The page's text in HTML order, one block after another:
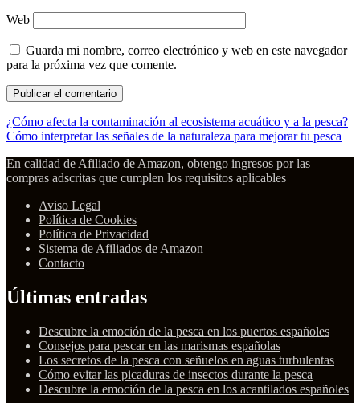
Web
Guarda mi nombre, correo electrónico y web en este navegador
para la próxima vez que comente.
¿Cómo afecta la contaminación al ecosistema acuático y a la pesca?
Cómo interpretar las señales de la naturaleza para mejorar tu pesca
En calidad de Afiliado de Amazon, obtengo ingresos por las
compras adscritas que cumplen los requisitos aplicables
Aviso Legal
Política de Cookies
Política de Privacidad
Sistema de Afiliados de Amazon
Contacto
Últimas entradas
Descubre la emoción de la pesca en los puertos españoles
Consejos para pescar en las marismas españolas
Los secretos de la pesca con señuelos en aguas turbulentas
Cómo evitar las picaduras de insectos durante la pesca
Descubre la emoción de la pesca en los acantilados españoles